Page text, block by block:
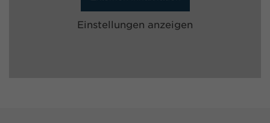
Einstellungen anzeigen